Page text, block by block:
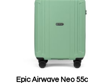
Epic Airwave Neo